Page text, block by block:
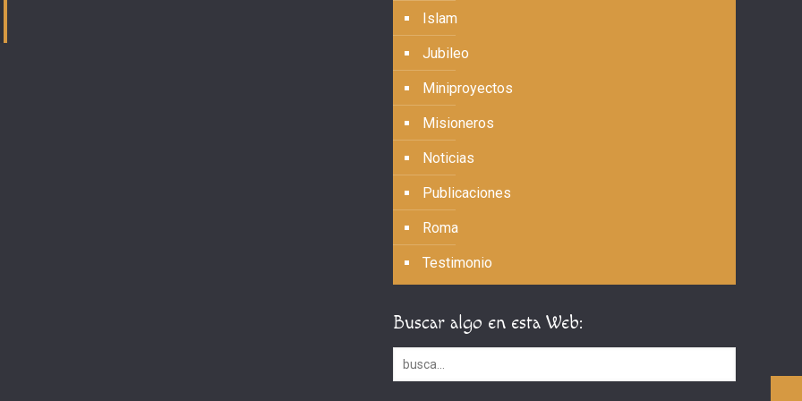
Islam
Jubileo
Miniproyectos
Misioneros
Noticias
Publicaciones
Roma
Testimonio
Buscar algo en esta Web: